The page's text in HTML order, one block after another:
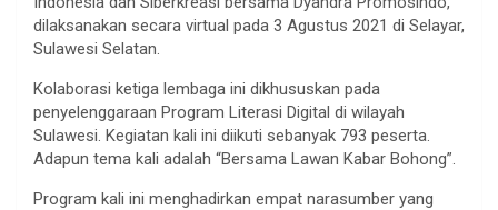
dilaksanakan secara virtual pada 3 Agustus 2021 di Selayar,
Sulawesi Selatan.
Kolaborasi ketiga lembaga ini dikhususkan pada
penyelenggaraan Program Literasi Digital di wilayah
Sulawesi. Kegiatan kali ini diikuti sebanyak 793 peserta.
Adapun tema kali adalah “Bersama Lawan Kabar Bohong”.
Program kali ini menghadirkan empat narasumber yang